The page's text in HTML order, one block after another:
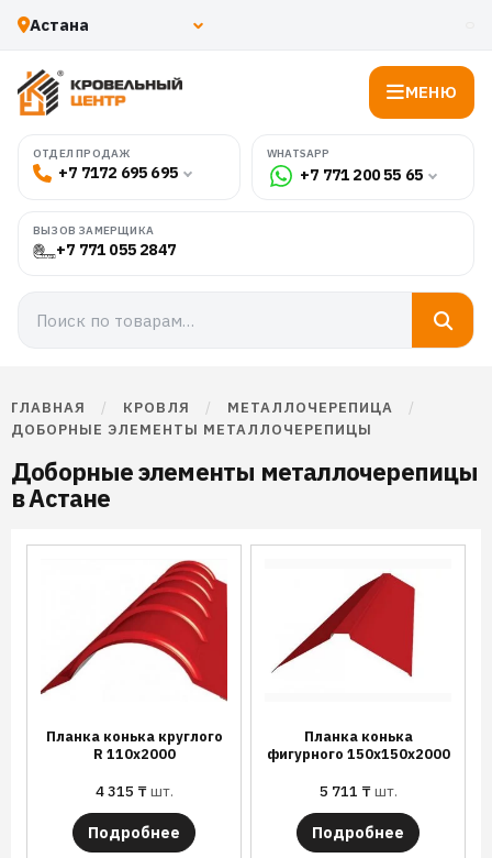
МЕНЮ
ОТДЕЛ ПРОДАЖ
+7 7172 695 695
WHATSAPP
+7 771 200 55 65
ВЫЗОВ ЗАМЕРЩИКА
+7 771 055 2847
ГЛАВНАЯ / КРОВЛЯ / МЕТАЛЛОЧЕРЕПИЦА
/
ДОБОРНЫЕ ЭЛЕМЕНТЫ МЕТАЛЛОЧЕРЕПИЦЫ
Доборные элементы металлочерепицы
в Астане
Планка конька круглого
R 110х2000
4 315 ₸шт.
Подробнее
Планка конька
фигурного 150х150х2000
5 711 ₸шт.
Подробнее